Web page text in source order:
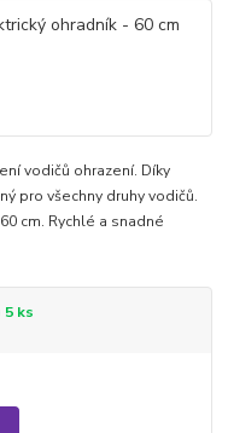
vodičů ohrazení. Díky
pro všechny druhy vodičů.
cm. Rychlé a snadné
ks